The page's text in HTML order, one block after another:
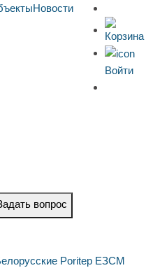
Новости
Войти
вопрос
Poritep ЕЗСМ